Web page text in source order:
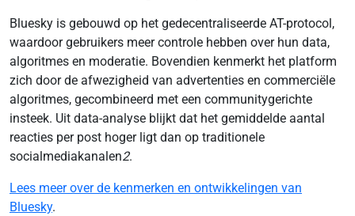
Bluesky is gebouwd op het gedecentraliseerde AT-protocol,
waardoor gebruikers meer controle hebben over hun data,
algoritmes en moderatie. Bovendien kenmerkt het platform
zich door de afwezigheid van advertenties en commerciële
algoritmes, gecombineerd met een communitygerichte
insteek. Uit data-analyse blijkt dat het gemiddelde aantal
reacties per post hoger ligt dan op traditionele
socialmediakanalen2.
Lees meer over de kenmerken en ontwikkelingen van
Bluesky.